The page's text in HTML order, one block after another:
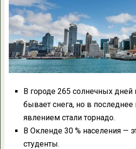
В городе 265 солнечных дней
бывает снега, но в
явлением стали торнадо.
В Окленде 30 % населения —
студенты.